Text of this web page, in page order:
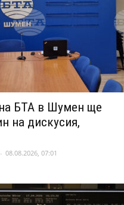
БТА в Шумен ще
на дискусия,
- 08.08.2026, 07:01